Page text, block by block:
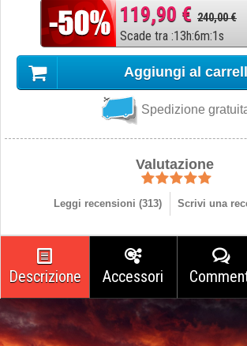
119,90 € 240,00 €
Scade tra :13h:6m:0s
Aggiungi al
Spedizione
Valutazione
Leggi recensioni (313) Scrivi una
Descrizione Accessori